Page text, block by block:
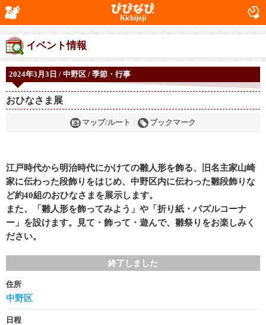
Kichijoji
イベント情報
2024年3月3日 / 中野区 / 季節・行事
おひなさま展
マップ/ルート ブックマーク
江戸時代から明治時代にかけての雛人形を飾る、旧名主家山崎
家に伝わった段飾りをはじめ、中野区内に伝わった雛段飾りな
ど約40組のおひなさまを展示します。
また、「雛人形を飾ってみよう」や「折り紙・パズルコーナ
ー」を設けます。見て・飾って・遊んで、雛祭りをお楽しみく
ださい。
終了しました
住所
中野区
日程